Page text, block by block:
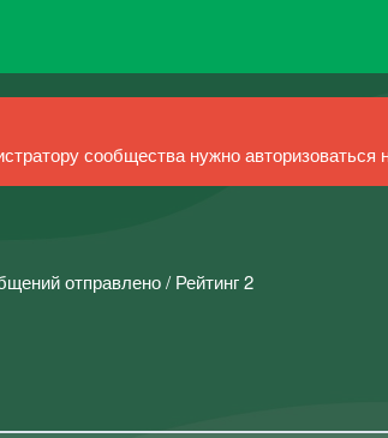
сообщества нужно авторизоваться
отправлено / Рейтинг 2